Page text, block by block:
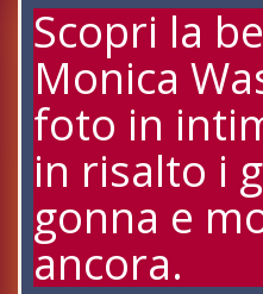
Scopri la
Monica
foto in
in risalto i
gonna e
ancora.